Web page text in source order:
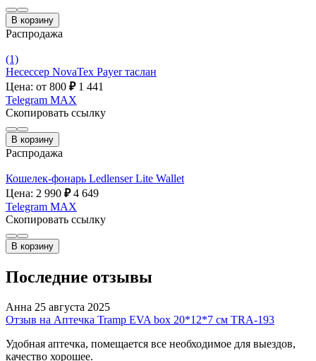
В корзину
Распродажа
(1)
Несессер NovaTex Payer таслан
Цена: от 800 ₽ 1 441
Telegram MAX
Скопировать ссылку
В корзину
Распродажа
Кошелек-фонарь Ledlenser Lite Wallet
Цена: 2 990 ₽ 4 649
Telegram MAX
Скопировать ссылку
В корзину
Последние отзывы
Анна 25 августа 2025
Отзыв на Аптечка Tramp EVA box 20*12*7 см TRA-193
Удобная аптечка, помещается все необходимое для выездов,
качество хорошее.